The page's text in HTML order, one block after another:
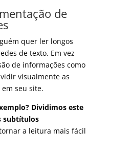
de
quer ler longos
de texto. Em vez
de informações como
visualmente as
seu site.
Dividimos este
subtítulos
a leitura mais fácil